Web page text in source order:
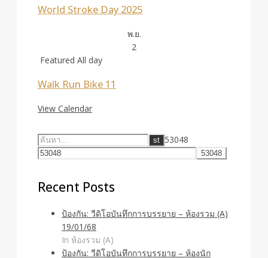
World Stroke Day 2025
พ.ย.
2
Featured All day
Walk Run Bike 11
View Calendar
53048
Recent Posts
ป้องกัน: วีดิโอบันทึกการบรรยาย – ห้องรวม (A)
19/01/68
In ห้องรวม (A)
ป้องกัน: วีดิโอบันทึกการบรรยาย – ห้องนัก